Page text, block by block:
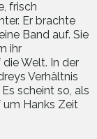
frisch
Er brachte
Band auf. Sie
ihr
Welt. In der
Verhältnis
scheint so, als
Hanks Zeit